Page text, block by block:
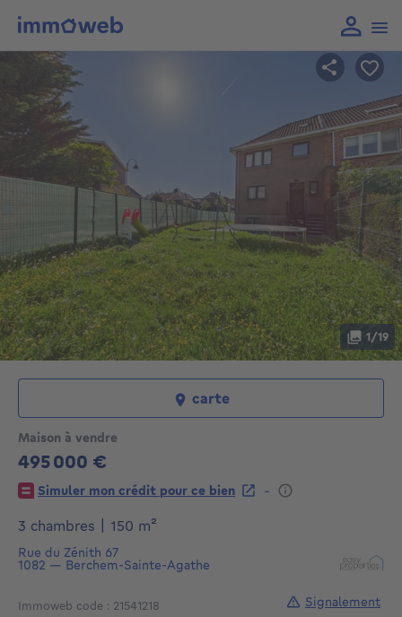
Maison à vendre
495 000 €
495000€
Simuler mon crédit pour ce bien
-
3 chambres
150 m²
Rue du Zénith 67
1082 — Berchem-Sainte-Agathe
Immoweb code : 21541218
1/19
carte
Signalement